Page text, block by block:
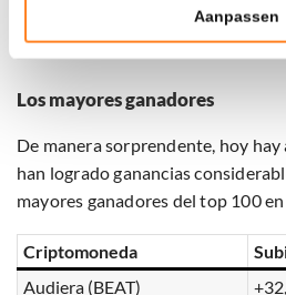
Klik hieronder om ons
bezwaar tegen bedrijven die
instellingen te allen tijde inzien en
tekst 'cookies' te klikken
informatie: zie ons privacy - en
Aanpassen
-
Los mayores ganadores
De manera sorprendente, hoy hay
han logrado ganancias
mayores ganadores del top 100
Criptomoneda
Audiera (BEAT)